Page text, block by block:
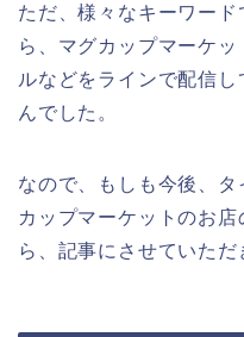
ただ、様々なキーワー
ら、マグカップマーケ
ルなどをラインで配信
んでした。
なので、もしも今後、
カップマーケットのお
ら、記事にさせていただ